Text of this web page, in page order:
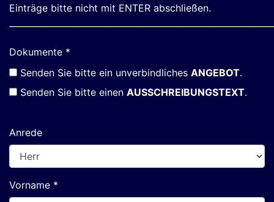
Einträge bitte nicht mit ENTER abschließen.
Dokumente *
Senden Sie bitte ein unverbindliches ANGEBOT.
Senden Sie bitte einen AUSSCHREIBUNGSTEXT.
Anrede
Vorname *